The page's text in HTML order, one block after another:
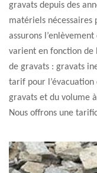
gravats depuis des
matériels nécessaires
assurons
varient en fonction de
de gravats : gravats
tarif pour
gravats et du volume
Nous offrons une